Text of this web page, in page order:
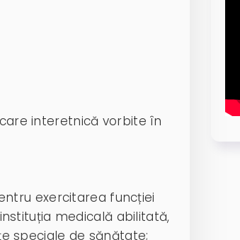
interetnică vorbite în
exercitarea funcției
medicală abilitată,
speciale de sănătate;